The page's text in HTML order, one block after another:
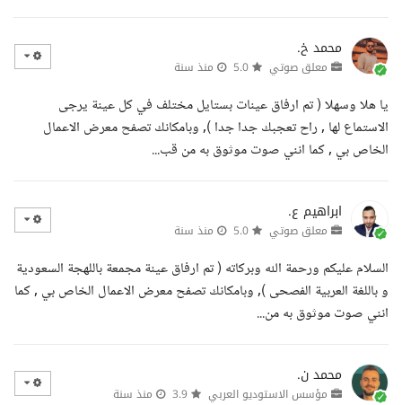
محمد خ.
معلق صوتي منذ سنة
يا هلا وسهلا ( تم ارفاق عينات بستايل مختلف في كل عينة يرجى
الاستماع لها , راح تعجبك جدا جدا ), وبامكانك تصفح معرض الاعمال
الخاص بي , كما انني صوت موثوق به من قب...
ابراهيم ع.
معلق صوتي منذ سنة
السلام عليكم ورحمة الله وبركاته ( تم ارفاق عينة مجمعة باللهجة السعودية
و باللغة العربية الفصحى ), وبامكانك تصفح معرض الاعمال الخاص بي , كما
انني صوت موثوق به من...
محمد ن.
مؤسس الاستوديو العربي منذ سنة